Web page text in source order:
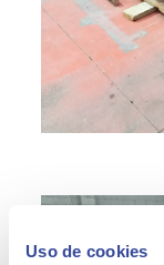
Uso de cookies